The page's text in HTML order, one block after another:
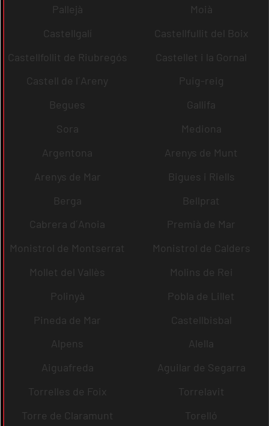
Pallejà
Moià
Castellgalí
Castellfullit del Boix
Castellfollit de Riubregós
Castellet i la Gornal
Castell de l´Areny
Puig-reig
Begues
Gallifa
Sora
Mediona
Argentona
Arenys de Munt
Arenys de Mar
Bigues i Riells
Berga
Bellprat
Cabrera d´Anoia
Premià de Mar
Monistrol de Montserrat
Monistrol de Calders
Mollet del Vallès
Molins de Rei
Polinyà
Pobla de Lillet
Pineda de Mar
Castellbisbal
Alpens
Alella
Aiguafreda
Aguilar de Segarra
Torrelles de Foix
Torrelavit
Torre de Claramunt
Torelló